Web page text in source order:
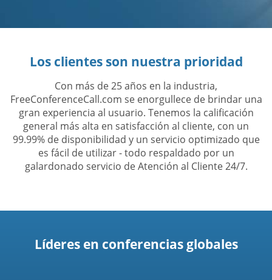
Los clientes son nuestra prioridad
Con más de 25 años en la industria,
FreeConferenceCall.com se enorgullece de brindar una
gran experiencia al usuario. Tenemos la calificación
general más alta en satisfacción al cliente, con un
99.99% de disponibilidad y un servicio optimizado que
es fácil de utilizar - todo respaldado por un
galardonado servicio de Atención al Cliente 24/7.
Líderes en conferencias globales